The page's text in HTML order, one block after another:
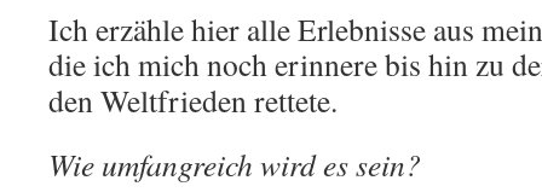
Ich erzähle hier alle Erlebnisse aus
die ich mich noch erinnere bis hin zu
den Weltfrieden rettete.
Wie umfangreich wird es sein?